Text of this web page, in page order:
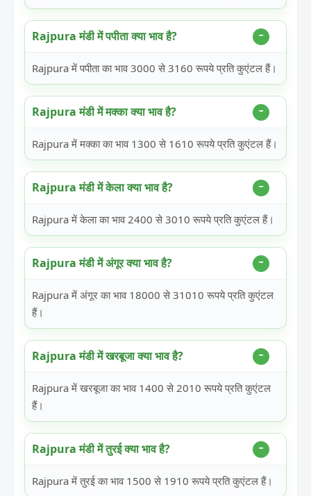
Rajpura मंडी में पपीता क्या भाव है?
Rajpura में पपीता का भाव 3000 से 3160 रूपये प्रति कुएंटल हैं।
Rajpura मंडी में मक्का क्या भाव है?
Rajpura में मक्का का भाव 1300 से 1610 रूपये प्रति कुएंटल हैं।
Rajpura मंडी में केला क्या भाव है?
Rajpura में केला का भाव 2400 से 3010 रूपये प्रति कुएंटल हैं।
Rajpura मंडी में अंगूर क्या भाव है?
Rajpura में अंगूर का भाव 18000 से 31010 रूपये प्रति कुएंटल
हैं।
Rajpura मंडी में खरबूजा क्या भाव है?
Rajpura में खरबूजा का भाव 1400 से 2010 रूपये प्रति कुएंटल
हैं।
Rajpura मंडी में तुरई क्या भाव है?
Rajpura में तुरई का भाव 1500 से 1910 रूपये प्रति कुएंटल हैं।